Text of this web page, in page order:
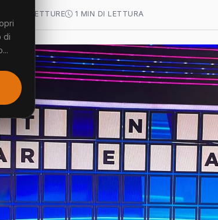
62 LETTURE 1 MIN DI LETTURA
di